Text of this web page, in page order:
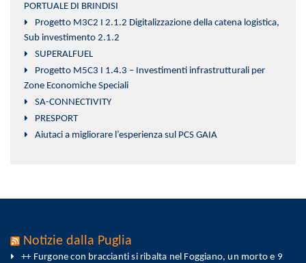
PORTUALE DI BRINDISI
Progetto M3C2 I 2.1.2 Digitalizzazione della catena logistica,
Sub investimento 2.1.2
SUPERALFUEL
Progetto M5C3 I 1.4.3 – Investimenti infrastrutturali per
Zone Economiche Speciali
SA-CONNECTIVITY
PRESPORT
Aiutaci a migliorare l’esperienza sul PCS GAIA
Notizie dalla Puglia
++ Furgone con braccianti si ribalta nel Foggiano, un morto e 9